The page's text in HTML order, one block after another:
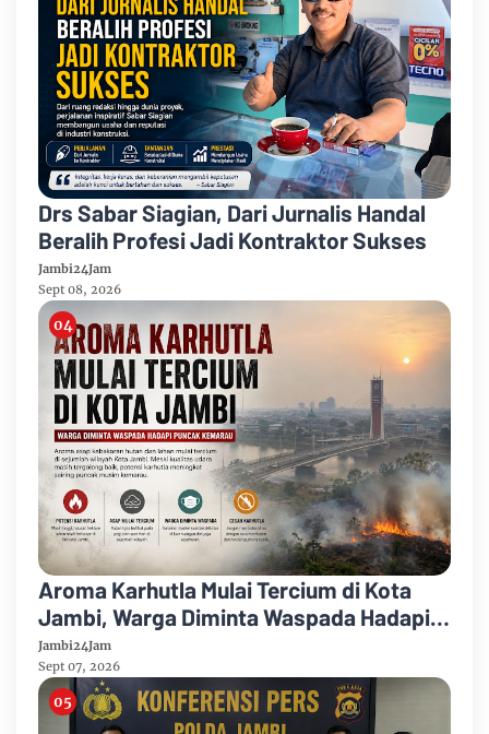
Drs Sabar Siagian, Dari Jurnalis Handal
Beralih Profesi Jadi Kontraktor Sukses
Jambi24Jam
Sept 08, 2026
Aroma Karhutla Mulai Tercium di Kota
Jambi, Warga Diminta Waspada Hadapi
Puncak Kemarau
Jambi24Jam
Sept 07, 2026